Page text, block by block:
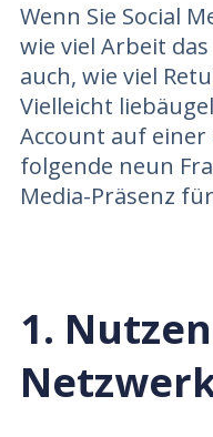
Wenn Sie Social
wie viel Arbeit
auch, wie viel
Vielleicht
Account auf
folgende neun
Media-Präsenz
1.